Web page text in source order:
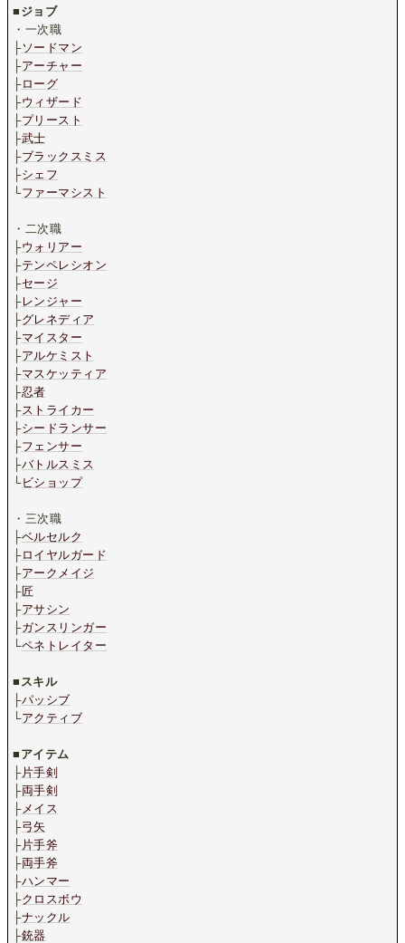
■ ジョブ
・一次職
├ソードマン
├アーチャー
├ローグ
├ウィザード
├プリースト
├武士
├ブラックスミス
├シェフ
└ファーマシスト
・二次職
├ウォリアー
├テンペレシオン
├セージ
├レンジャー
├グレネディア
├マイスター
├アルケミスト
├マスケッティア
├忍者
├ストライカー
├シードランサー
├フェンサー
├バトルスミス
└ビショップ
・三次職
├ベルセルク
├ロイヤルガード
├アークメイジ
├匠
├アサシン
├ガンスリンガー
└ペネトレイター
■ スキル
├パッシブ
└アクティブ
■ アイテム
├片手剣
├両手剣
├メイス
├弓矢
├片手斧
├両手斧
├ハンマー
├クロスボウ
├ナックル
├銃器